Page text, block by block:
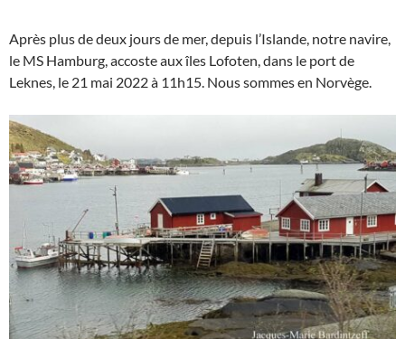
Après plus de deux jours de mer, depuis l’Islande, notre navire,
le MS Hamburg, accoste aux îles Lofoten, dans le port de
Leknes, le 21 mai 2022 à 11h15. Nous sommes en Norvège.